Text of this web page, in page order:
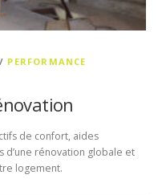
/ PERFORMANCE
de confort, aides
rénovation globale et
logement.